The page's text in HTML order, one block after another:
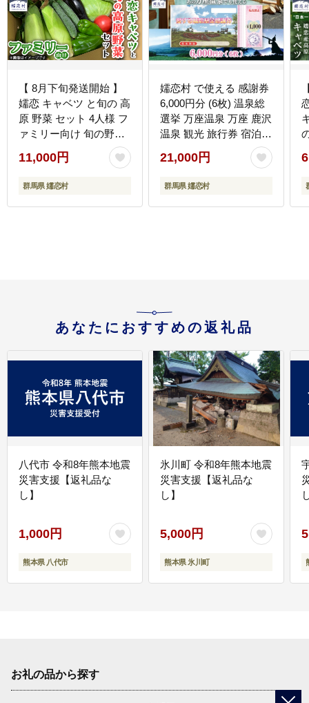
【 8月下旬発送開始 】
嬬恋 キャベツ と旬の 高
原 野菜 セット 4人様 フ
ァミリー向け 旬の野菜
先行予約 きゃべつ 群馬
419 嬬恋キャベツ 産地
直送 詰め合わせ アソー
11,000円
群馬県 嬬恋村
嬬恋村 で使える 感謝券
6,000円分 (6枚) 温泉総
選挙 万座温泉 万座 鹿沢
温泉 観光 旅行券 宿泊券
宿泊補助券 旅行 温泉 ス
キー ペンション ホテル
旅館 トラベル 父の日 母
鹿沢 バラギ 北軽井沢 エ
21,000円
群馬県 嬬恋村
あなたにおすすめの返礼品
八代市 令和8年熊本地震
災害支援【返礼品な
し】
1,000円
熊本県 八代市
氷川町 令和8年熊本地震
災害支援【返礼品な
し】
5,000円
熊本県 氷川町
お礼の品から探す